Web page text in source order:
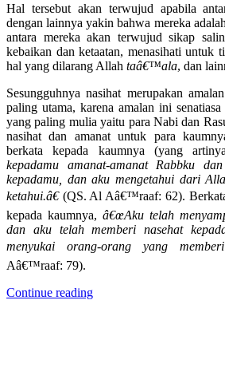
Hal tersebut akan terwujud apabila
dengan lainnya yakin bahwa mereka
antara mereka akan terwujud sikap
kebaikan dan ketaatan, menasihati untuk
hal yang dilarang Allah taâ€™ala, dan
Sesungguhnya nasihat merupakan
paling utama, karena amalan ini
yang paling mulia yaitu para Nabi dan
nasihat dan amanat untuk para
berkata kepada kaumnya (yang
kepadamu amanat-amanat Rabbku
kepadamu, dan aku mengetahui dari
ketahui.â€(QS. Al Aâ€™raaf: 62).
kepada kaumnya, â€œAku telah
dan aku telah memberi nasehat
menyukai orang-orang yang memberi
Aâ€™raaf: 79).
Continue reading